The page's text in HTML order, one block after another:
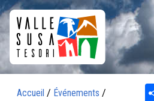
Accueil / Événements /